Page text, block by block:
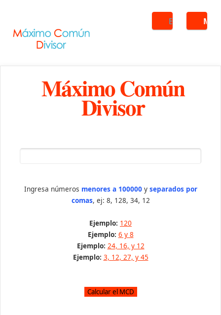
Buscar
Máximo Común
Divisor
Ingresa números menores a 100000y separados por
comas, ej: 8, 128, 34, 12
Ejemplo: 120
Ejemplo: 6 y 8
Ejemplo: 24, 16, y 12
Ejemplo: 3, 12, 27, y 45